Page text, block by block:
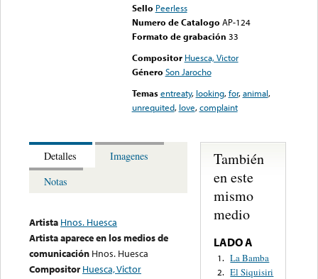
Sello Peerless
Numero de Catalogo AP-124
Formato de grabación 33
Compositor Huesca, Victor
Género Son Jarocho
Temas entreaty, looking,for,animal,
unrequited, love,complaint
Detalles
Imagenes
Notas
Artista Hnos. Huesca
Artista aparece en los medios de
comunicación Hnos. Huesca
Compositor Huesca, Victor
También
en este
mismo
medio
LADO A
1. La Bamba
2. El Siquisiri